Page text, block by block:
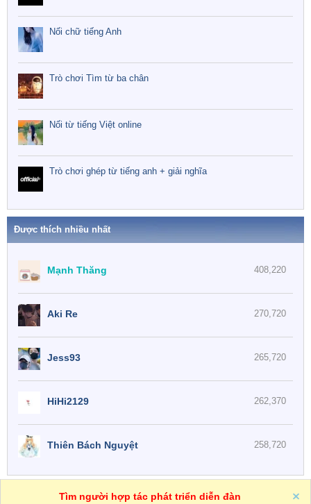
Nối chữ tiếng Anh
Trò chơi Tìm từ ba chân
Nối từ tiếng Việt online
Trò chơi ghép từ tiếng anh + giải nghĩa
Được thích nhiều nhất
408,220
Mạnh Thăng
270,720
Aki Re
265,720
Jess93
262,370
HiHi2129
258,720
Thiên Bách Nguyệt
VN
R
Tìm người hợp tác phát triển diễn đàn